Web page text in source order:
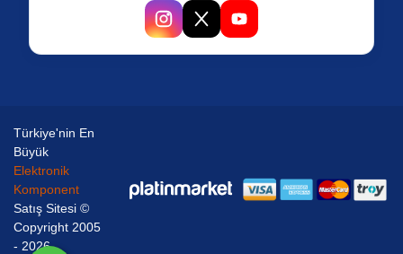
Türkiye'nin En
Büyük
Elektronik
Komponent
Satış Sitesi ©
Copyright 2005
- 2026